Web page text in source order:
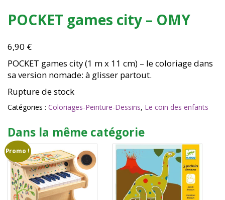
POCKET games city – OMY
6,90 €
POCKET games city (1 m x 11 cm) – le coloriage dans
sa version nomade: à glisser partout.
Rupture de stock
Catégories : Coloriages-Peinture-Dessins, Le coin des enfants
Dans la même catégorie
Promo !